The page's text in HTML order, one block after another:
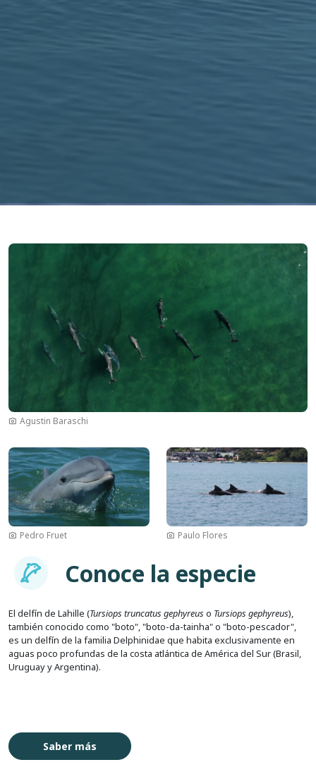
Imagen
Agustin Baraschi
Imagen
Pedro Fruet
Imagen
Paulo Flores
Imagem Conoce la especie
El delfín de Lahille (Tursiops truncatus gephyreus o Tursiops gephyreus),
también conocido como "boto", "boto-da-tainha" o "boto-pescador",
es un delfín de la familia Delphinidae que habita exclusivamente en
aguas poco profundas de la costa atlántica de América del Sur (Brasil,
Uruguay y Argentina).
Saber más